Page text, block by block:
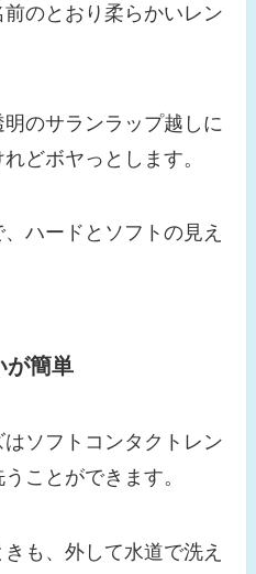
のとおり柔らかいレン
のサランラップ越しに
どボヤっとします。
ハードとソフトの見え
が簡単
ソフトコンタクトレン
ことができます。
も、外して水道で洗え